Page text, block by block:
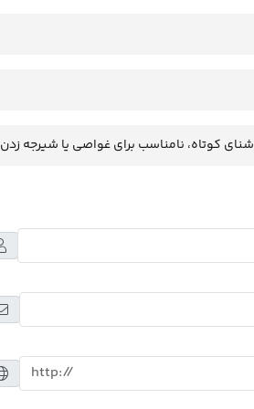
کوتاه، نامناسب برای غواصی یا شیرجه زدن